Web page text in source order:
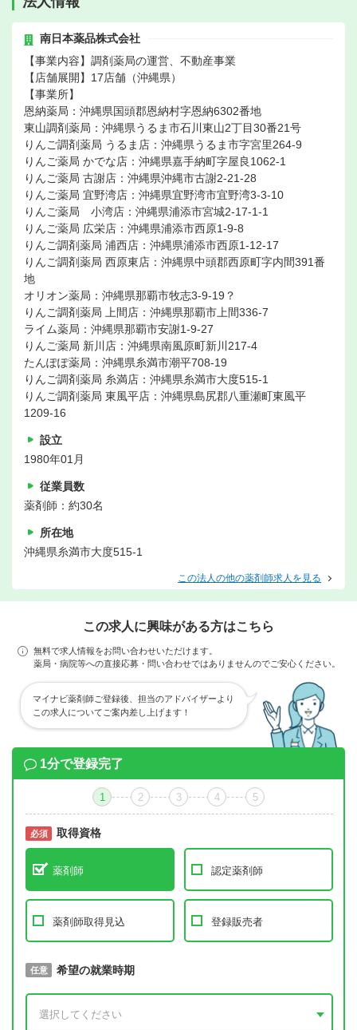
南日本薬品株式会社
【事業内容】調剤薬局の運営、不動産事業
【店舗展開】17店舗（沖縄県）
【事業所】
恩納薬局：沖縄県国頭郡恩納村字恩納6302番地
東山調剤薬局：沖縄県うるま市石川東山2丁目30番21号
りんご調剤薬局 うるま店：沖縄県うるま市字宮里264-9
りんご薬局 かでな店：沖縄県嘉手納町字屋良1062-1
りんご薬局 古謝店：沖縄県沖縄市古謝2-21-28
りんご薬局 宜野湾店：沖縄県宜野湾市宜野湾3-3-10
りんご薬局 小湾店：沖縄県浦添市宮城2-17-1-1
りんご薬局 広栄店：沖縄県浦添市西原1-9-8
りんご調剤薬局 浦西店：沖縄県浦添市西原1-12-17
りんご調剤薬局 西原東店：沖縄県中頭郡西原町字内間391番
地
オリオン薬局：沖縄県那覇市牧志3-9-19？
りんご調剤薬局 上間店：沖縄県那覇市上間336-7
ライム薬局：沖縄県那覇市安謝1-9-27
りんご薬局 新川店：沖縄県南風原町新川217-4
たんぽぽ薬局：沖縄県糸満市潮平708-19
りんご調剤薬局 糸満店：沖縄県糸満市大度515-1
りんご調剤薬局 東風平店：沖縄県島尻郡八重瀬町東風平
1209-16
設立
1980年01月
従業員数
薬剤師：約30名
所在地
沖縄県糸満市大度515-1
この法人の他の薬剤師求人を見る
この求人に興味がある方はこちら
無料で求人情報をお問い合わせいただけます。
薬局・病院等への直接応募・問い合わせではありませんのでご安心ください。
マイナビ薬剤師ご登録後、担当のアドバイザーより
この求人についてご案内差し上げます！
1分で登録完了
1 2 3 4 5
必須 取得資格
薬剤師 認定薬剤師
薬剤師取得見込 登録販売者
必須 取得予定年
任意 希望の就業時期